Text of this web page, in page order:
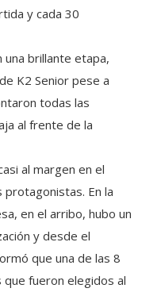
y cada 30
una brillante etapa,
K2 Senior pese a
todas las
al frente de la
al margen en el
En la
en el arribo, hubo un
y desde el
que una de las 8
fueron elegidos al